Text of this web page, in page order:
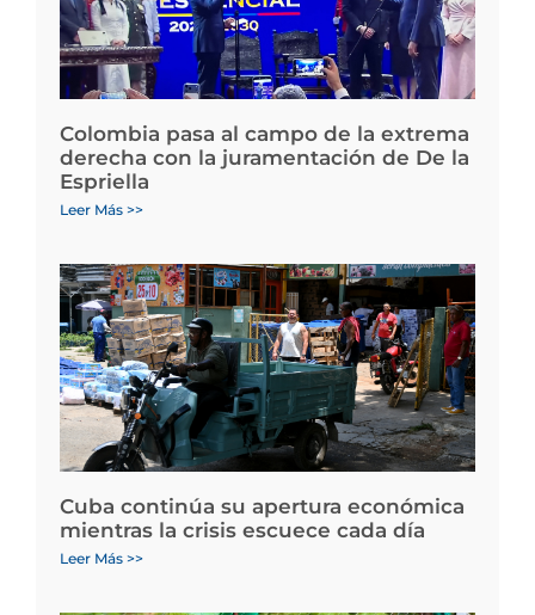
Colombia pasa al campo de la extrema
derecha con la juramentación de De la
Espriella
Leer Más >>
Cuba continúa su apertura económica
mientras la crisis escuece cada día
Leer Más >>